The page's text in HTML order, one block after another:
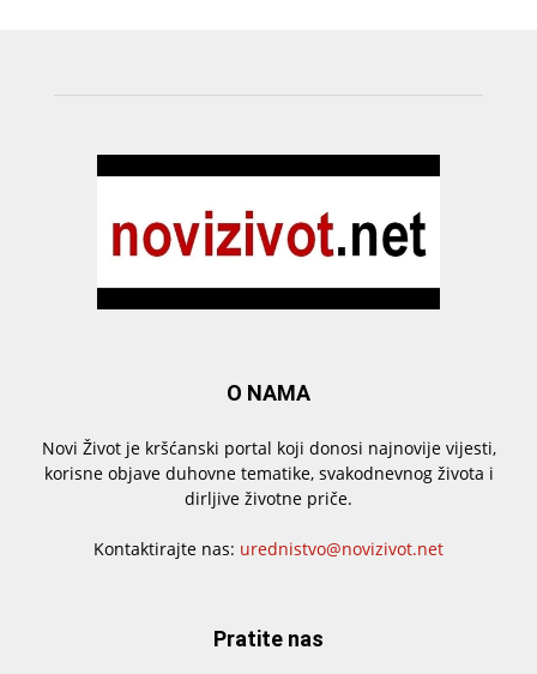
O NAMA
Novi Život je kršćanski portal koji donosi najnovije vijesti,
korisne objave duhovne tematike, svakodnevnog života i
dirljive životne priče.
Kontaktirajte nas: urednistvo@novizivot.net
Pratite nas